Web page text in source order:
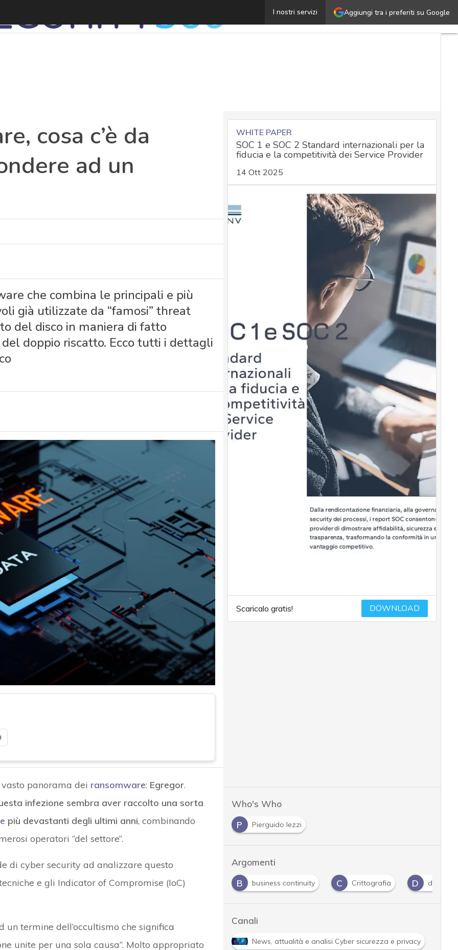
Aggiungi tra i preferiti su Google
I nostri servizi
Egregor Ransomware, cosa c’è da sapere e come
cosa c’è da
ad un
che combina le principali e più
già utilizzate da “famosi” threat
del disco in maniera di fatto
doppio riscatto. Ecco tutti i dettagli
panorama dei ransomware: Egregor.
infezione sembra aver raccolto una sorta
più devastanti degli ultimi anni, combinando
operatori “del settore”.
di cyber security ad analizzare questo
e gli Indicator of Compromise (IoC)
un termine dell’occultismo che significa
unite per una sola causa”. Molto appropriato
WHITE PAPER
SOC 1 e SOC 2 Standard internazionali per la
fiducia e la competitività dei Service Provider
14 Ott 2025
Scaricalo gratis! DOWNLOAD
Who's Who
P
Pierguido Iezzi
Argomenti
B
B business continuity C Crittografia D dark
Canali
Malware: le ultime news in tempo reale e gli approfondimenti News, attualità e analisi Cyber sicurezza e privacy